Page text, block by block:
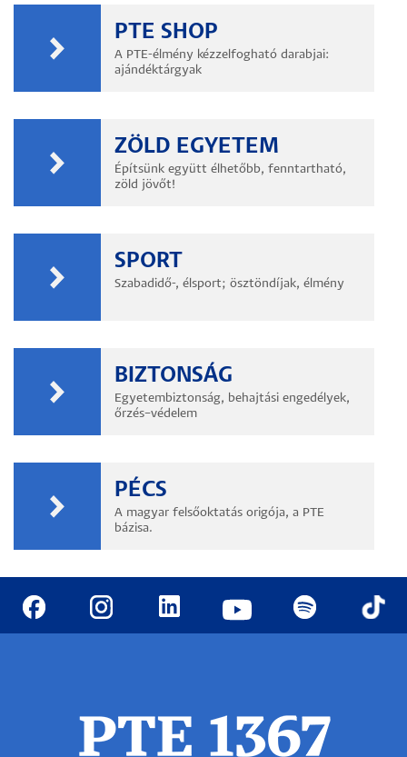
PTE SHOP
A PTE-élmény kézzelfogható darabjai:
ajándéktárgyak
ZÖLD EGYETEM
Építsünk együtt élhetőbb, fenntartható,
zöld jövőt!
SPORT
Szabadidő-, élsport; ösztöndíjak, élmény
BIZTONSÁG
Egyetembiztonság, behajtási engedélyek,
őrzés–védelem
PÉCS
A magyar felsőoktatás origója, a PTE
bázisa.